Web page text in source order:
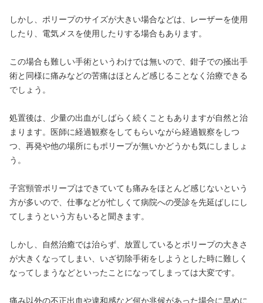
しかし、ポリープのサイズが大きい場合などは、レーザーを使用
したり、電気メスを使用したりする場合もあります。
この場合も難しい手術というわけでは無いので、鉗子での掻出手
術と同様に痛みなどの苦痛はほとんど感じることなく治療できる
でしょう。
処置後は、少量の出血がしばらく続くこともありますが自然と治
まります。医師に経過観察をしてもらいながら経過観察をしつ
つ、再発や他の場所にもポリープが無いかどうかも気にしましょ
う。
子宮頸管ポリープはできていても痛みをほとんど感じないという
方が多いので、仕事などが忙しくて病院への受診を先延ばしにし
てしまうという方もいると聞きます。
しかし、自然治癒では治らず、放置しているとポリープの大きさ
が大きくなってしまい、いざ切除手術をしようとした時に難しく
なってしまうなどといったことになってしまっては大変です。
痛み以外の不正出血や違和感など何か兆候があった場合に早めに